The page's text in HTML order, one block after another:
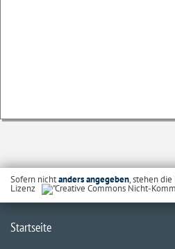
Sofern nichtanders angegeben, stehen
Lizenz
Startseite